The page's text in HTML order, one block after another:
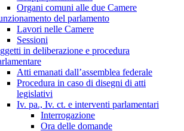
Organi comuni alle due Camere
del parlamento
Lavori nelle Camere
Sessioni
in deliberazione e procedura
Atti emanati dall’assemblea federale
Procedura in caso di disegni di atti
legislativi
Iv. pa., Iv. ct. e interventi parlamentari
Interrogazione
Ora delle domande